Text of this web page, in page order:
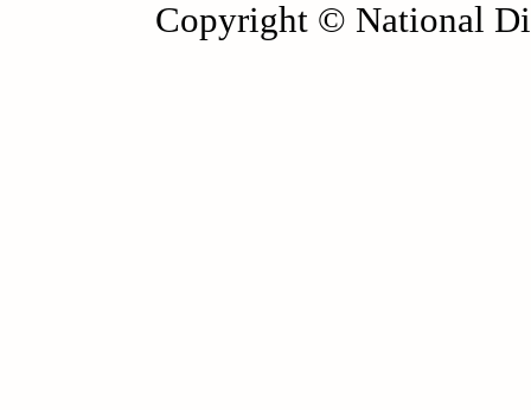
Copyright © National